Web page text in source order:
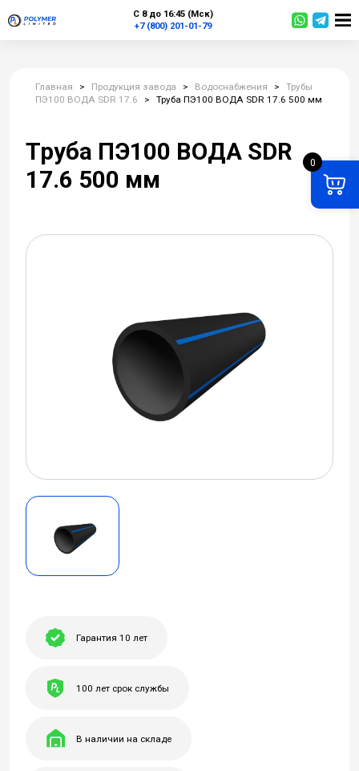
С 8 до 16:45 (Мск)
+7 (800) 201-01-79
0
Главная > Продукция завода > Водоснабжения >
Трубы
ПЭ100 ВОДА SDR 17.6
> Труба ПЭ100 ВОДА SDR 17.6 500 мм
Труба ПЭ100 ВОДА SDR
17.6 500 мм
Гарантия 10 лет
100 лет срок службы
В наличии на складе